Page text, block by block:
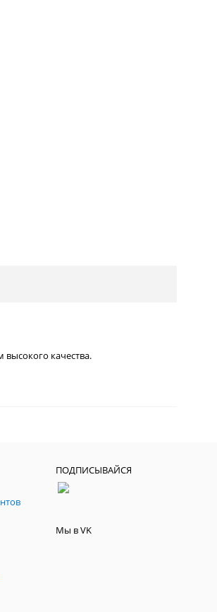
качества.
ПОДПИСЫВАЙСЯ
Мы в VK